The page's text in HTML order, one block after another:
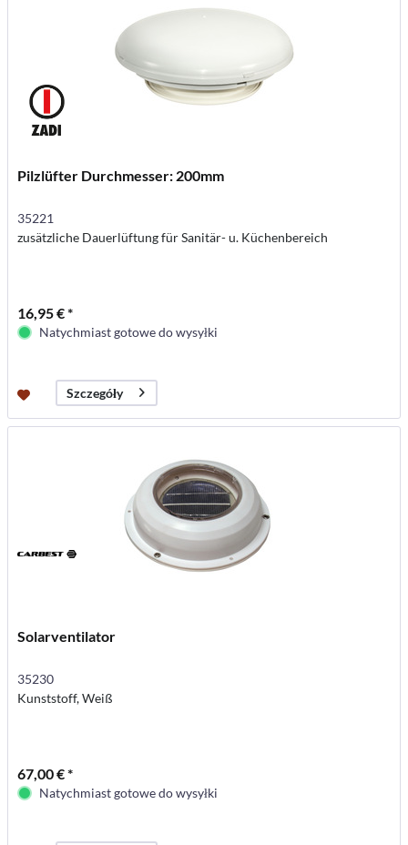
Pilzlüfter Durchmesser: 200mm
35221
zusätzliche Dauerlüftung für Sanitär- u. Küchenbereich
16,95 € *
Natychmiast gotowe do wysyłki
Szczegóły
Solarventilator
35230
Kunststoff, Weiß
67,00 € *
Natychmiast gotowe do wysyłki